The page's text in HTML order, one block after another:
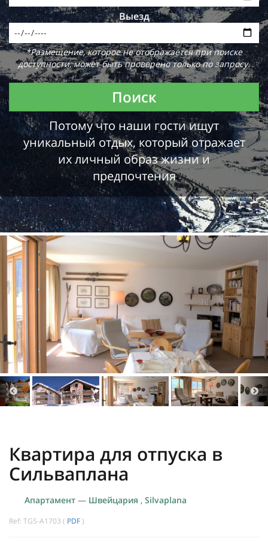
Выезд
*Размещение, которое не отображается при поиске
доступности, может быть проверено только по запросу.
Поиск
Потому что наши гости ищут
уникальный отдых, который отражает
их личный образ жизни и
предпочтения
Квартира для отпуска в
Сильваплана
Апартамент — Швейцария , Silvaplana
Ref: TGS-A1703 ( PDF )